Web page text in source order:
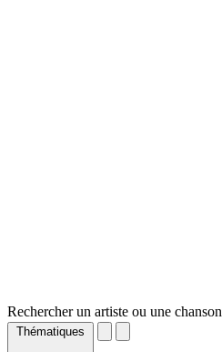
Rechercher un artiste ou une chanson
Thématiques